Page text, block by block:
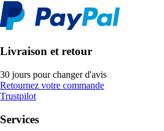
Livraison et retour
30 jours pour changer d'avis
Retournez votre commande
Trustpilot
Services